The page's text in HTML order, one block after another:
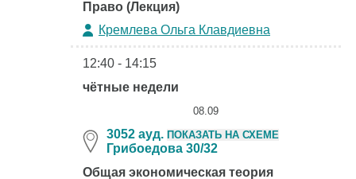
Право (Лекция)
Кремлева Ольга Клавдиевна
12:40 - 14:15
чётные недели
08.09
3052 ауд. ПОКАЗАТЬ НА СХЕМЕ
Грибоедова 30/32
Общая экономическая теория